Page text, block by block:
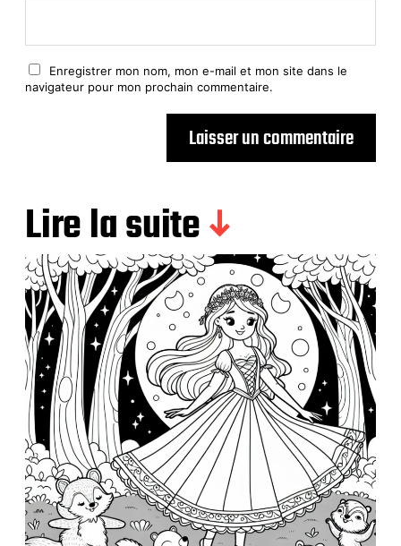
Enregistrer mon nom, mon e-mail et mon site dans le
navigateur pour mon prochain commentaire.
Lire la suite